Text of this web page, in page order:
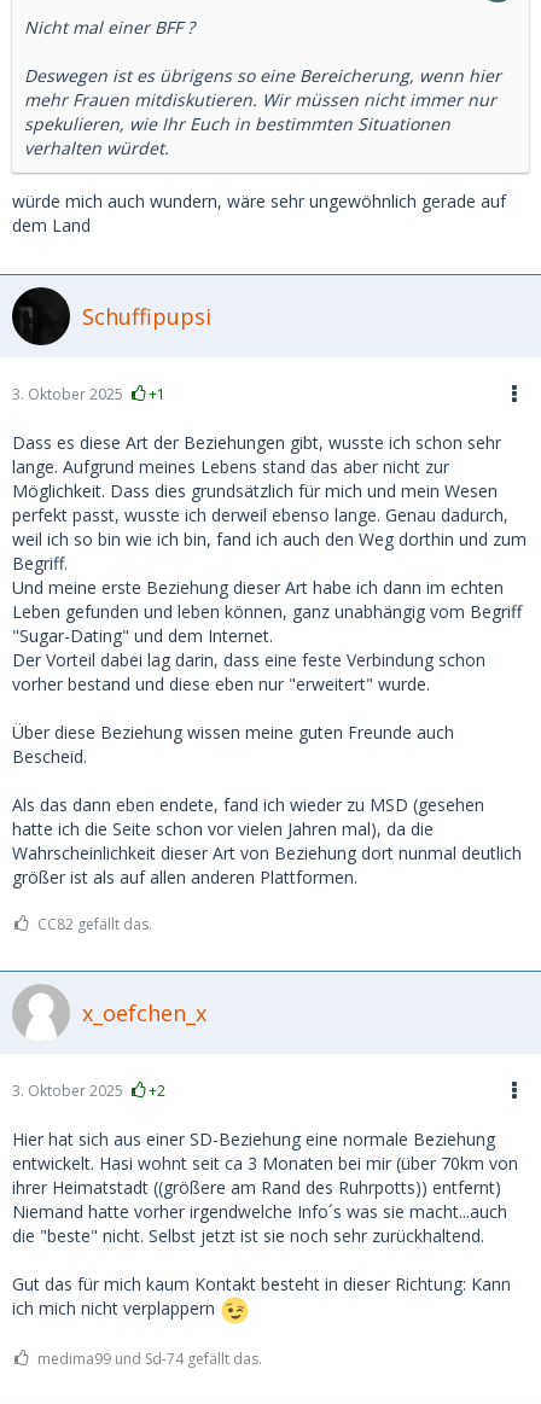
Nicht mal einer BFF ?
Deswegen ist es übrigens so eine Bereicherung, wenn hier
mehr Frauen mitdiskutieren. Wir müssen nicht immer nur
spekulieren, wie Ihr Euch in bestimmten Situationen
verhalten würdet.
würde mich auch wundern, wäre sehr ungewöhnlich gerade auf
dem Land
Schuffipupsi
3. Oktober 2025 +1
Dass es diese Art der Beziehungen gibt, wusste ich schon sehr
lange. Aufgrund meines Lebens stand das aber nicht zur
Möglichkeit. Dass dies grundsätzlich für mich und mein Wesen
perfekt passt, wusste ich derweil ebenso lange. Genau dadurch,
weil ich so bin wie ich bin, fand ich auch den Weg dorthin und zum
Begriff.
Und meine erste Beziehung dieser Art habe ich dann im echten
Leben gefunden und leben können, ganz unabhängig vom Begriff
"Sugar-Dating" und dem Internet.
Der Vorteil dabei lag darin, dass eine feste Verbindung schon
vorher bestand und diese eben nur "erweitert" wurde.
Über diese Beziehung wissen meine guten Freunde auch
Bescheid.
Als das dann eben endete, fand ich wieder zu MSD (gesehen
hatte ich die Seite schon vor vielen Jahren mal), da die
Wahrscheinlichkeit dieser Art von Beziehung dort nunmal deutlich
größer ist als auf allen anderen Plattformen.
CC82 gefällt das.
x_oefchen_x
3. Oktober 2025 +2
Hier hat sich aus einer SD-Beziehung eine normale Beziehung
entwickelt. Hasi wohnt seit ca 3 Monaten bei mir (über 70km von
ihrer Heimatstadt ((größere am Rand des Ruhrpotts)) entfernt)
Niemand hatte vorher irgendwelche Info´s was sie macht...auch
die "beste" nicht. Selbst jetzt ist sie noch sehr zurückhaltend.
Gut das für mich kaum Kontakt besteht in dieser Richtung: Kann
ich mich nicht verplappern
medima99 und Sd-74 gefällt das.